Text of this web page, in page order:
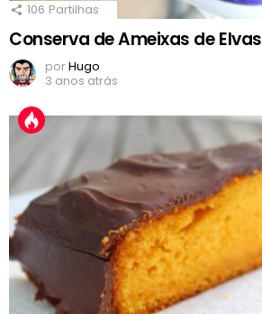
106 Partilhas
Conserva de Ameixas de Elvas
porHugo
3 anos atrás